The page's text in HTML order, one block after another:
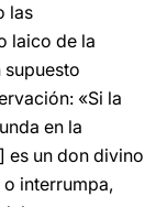
las
laico de la
«Si la
en la
es un don divino
interrumpa,